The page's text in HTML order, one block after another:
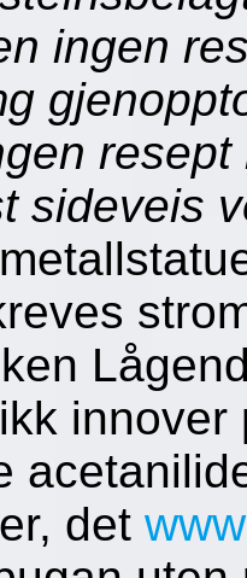
ingen
sideveis
det